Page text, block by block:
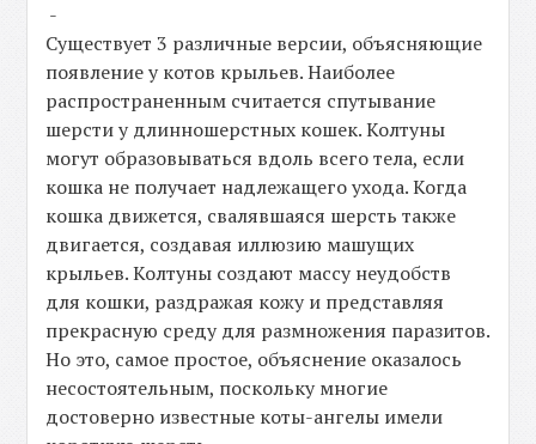
-
Существует 3 различные версии, объясняющие
появление у котов крыльев. Наиболее
распространенным считается спутывание
шерсти у длинношерстных кошек. Колтуны
могут образовываться вдоль всего тела, если
кошка не получает надлежащего ухода. Когда
кошка движется, свалявшаяся шерсть также
двигается, создавая иллюзию машущих
крыльев. Колтуны создают массу неудобств
для кошки, раздражая кожу и представляя
прекрасную среду для размножения паразитов.
Но это, самое простое, объяснение оказалось
несостоятельным, поскольку многие
достоверно известные коты-ангелы имели